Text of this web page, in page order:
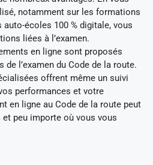
notamment sur les formations
écoles 100 % digitale, vous
liées à l’examen.
en ligne sont proposés
l’examen du Code de la route.
offrent même un suivi
performances et votre
en ligne au Code de la route peut
peu importe où vous vous